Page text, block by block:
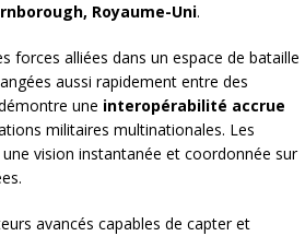
Royaume-Uni.
forces alliées dans un espace de bataille
aussi rapidement entre des
une interopérabilité accrue
militaires multinationales. Les
vision instantanée et coordonnée sur
avancés capables de capter et